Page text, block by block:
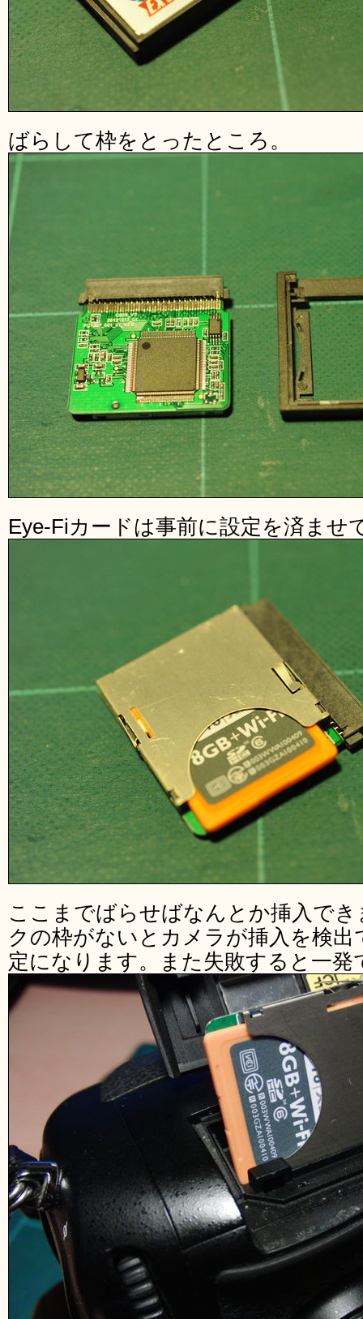
ばらして枠をとったところ。
Eye-Fiカードは事前に設定を済ませ
ここまでばらせばなんとか挿入で
クの枠がないとカメラが挿入を検
定になります。また失敗すると一